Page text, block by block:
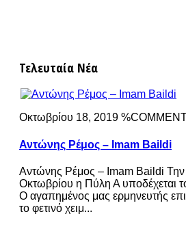
Τελευταία Νέα
Οκτωβρίου 18, 2019
Αντώνης Ρέμος – Imam Baildi
Αντώνης Ρέμος – Imam Baildi
Οκτωβρίου η Πύλη Α υποδέχεται
Ο αγαπημένος μας ερμηνευτής
το φετινό χειμ...